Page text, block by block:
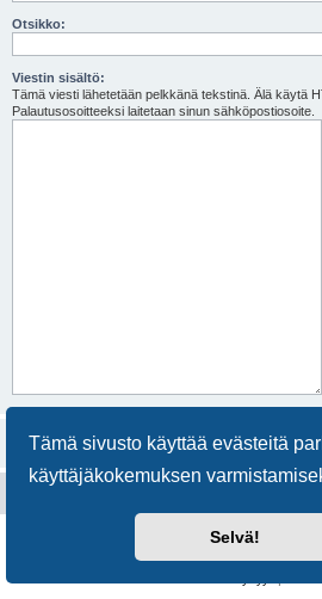
Tämä sivusto käyttää evästeitä
käyttäjäkokemuksen
Selvä!
Otsikko:
Viestin sisältö:
Tämä viesti lähetetään pelkkänä tekstinä. Älä käytä
Palautusosoitteeksi laitetaan sinun sähköpostiosoite.
Keskustelufoorumin ohjelmistophpBB
®
Käännös: phpBB Suomi (lurttinen,